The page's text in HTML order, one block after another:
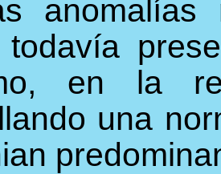
todavía
en la
una